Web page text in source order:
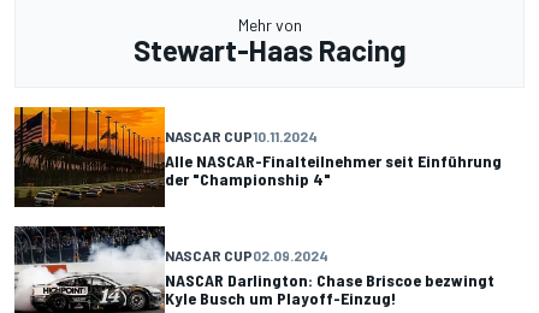
Mehr von
Stewart-Haas Racing
NASCAR CUP10.11.2024
Alle NASCAR-Finalteilnehmer seit Einführung
der "Championship 4"
NASCAR CUP02.09.2024
NASCAR Darlington: Chase Briscoe bezwingt
Kyle Busch um Playoff-Einzug!